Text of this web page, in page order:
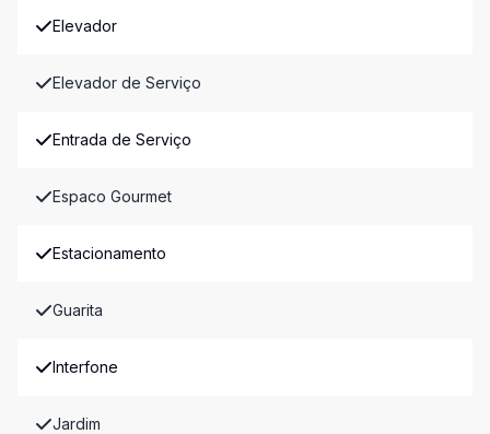
Elevador
Elevador de Serviço
Entrada de Serviço
Espaco Gourmet
Estacionamento
Guarita
Interfone
Jardim